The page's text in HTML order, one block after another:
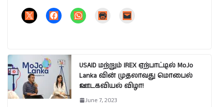
USAID மற்றும் IREX ஏற்பாட்டில் MoJo
Lanka வின் முதலாவது மொபைல்
ஊடகவியல் விழா!
June 7, 2023